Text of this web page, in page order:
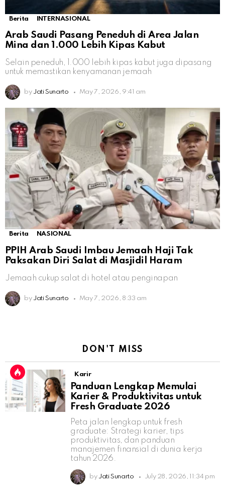
Berita INTERNASIONAL
Arab Saudi Pasang Peneduh di Area Jalan
Mina dan 1.000 Lebih Kipas Kabut
Selain peneduh, 1.000 lebih kipas kabut juga dipasang
untuk memastikan kenyamanan jemaah
by Jati Sunarto May 7, 2026, 9:41 am
Berita NASIONAL
PPIH Arab Saudi Imbau Jemaah Haji Tak
Paksakan Diri Salat di Masjidil Haram
Jemaah cukup salat di hotel atau penginapan
by Jati Sunarto May 7, 2026, 8:33 am
DON'T MISS
Karir
Panduan Lengkap Memulai
Karier & Produktivitas untuk
Fresh Graduate 2026
Peta jalan lengkap untuk fresh
graduate: Strategi karier, tips
produktivitas, dan panduan
manajemen finansial di dunia kerja
tahun 2026.
by Jati Sunarto July 28, 2026, 11:34 pm